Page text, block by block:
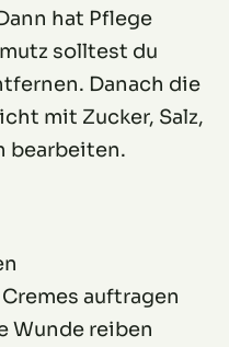
hat Pflege
solltest du
Danach die
mit Zucker, Salz,
bearbeiten.
auftragen
Wunde reiben